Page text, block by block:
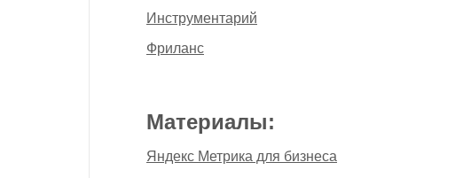
Инструментарий
Фриланс
Материалы:
Яндекс Метрика для бизнеса